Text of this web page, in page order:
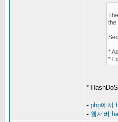
the
*
*
*
- php에서
- 웹서버